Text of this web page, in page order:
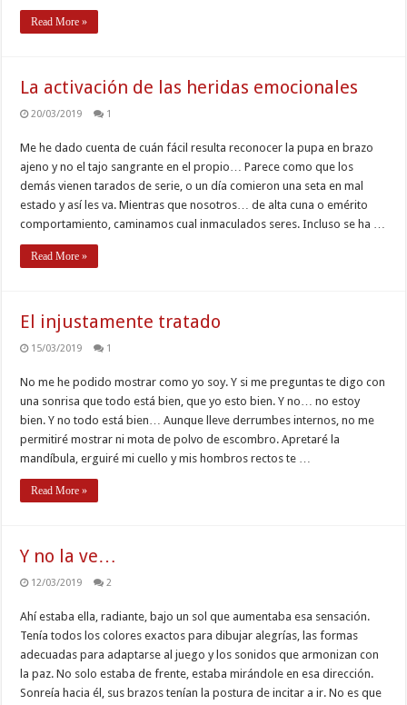
Read More »
La activación de las heridas emocionales
20/03/2019 1
Me he dado cuenta de cuán fácil resulta reconocer la pupa en brazo
ajeno y no el tajo sangrante en el propio… Parece como que los
demás vienen tarados de serie, o un día comieron una seta en mal
estado y así les va. Mientras que nosotros… de alta cuna o emérito
comportamiento, caminamos cual inmaculados seres. Incluso se ha …
Read More »
El injustamente tratado
15/03/2019 1
No me he podido mostrar como yo soy. Y si me preguntas te digo con
una sonrisa que todo está bien, que yo esto bien. Y no… no estoy
bien. Y no todo está bien… Aunque lleve derrumbes internos, no me
permitiré mostrar ni mota de polvo de escombro. Apretaré la
mandíbula, erguiré mi cuello y mis hombros rectos te …
Read More »
Y no la ve…
12/03/2019 2
Ahí estaba ella, radiante, bajo un sol que aumentaba esa sensación.
Tenía todos los colores exactos para dibujar alegrías, las formas
adecuadas para adaptarse al juego y los sonidos que armonizan con
la paz. No solo estaba de frente, estaba mirándole en esa dirección.
Sonreía hacia él, sus brazos tenían la postura de incitar a ir. No es que